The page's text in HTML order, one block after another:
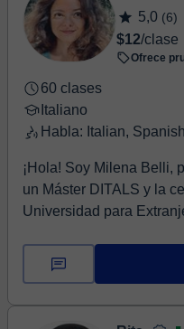
5,0 (6)
$12/clase
Ofrece
60 clases
Italiano
Habla: Italian,
¡Hola! Soy Milena Belli,
un Máster DITALS y la
Universidad para